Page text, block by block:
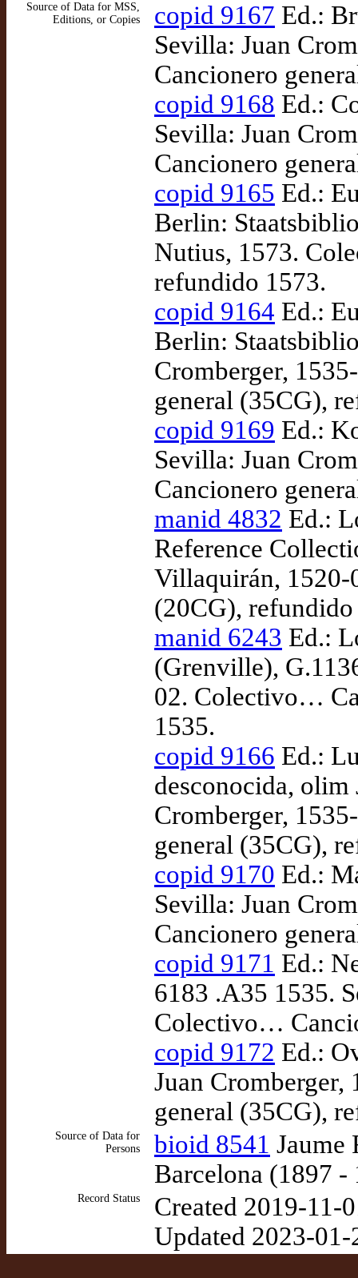
Source of Data for MSS,
Editions, or Copies
copid 9167 Ed.:
Sevilla: Juan
Cancionero
copid 9168 Ed.:
Sevilla: Juan
Cancionero
copid 9165 Ed.:
Berlin:
Nutius, 1573.
refundido 1573.
copid 9164 Ed.:
Berlin:
Cromberger,
general (35CG),
copid 9169 Ed.:
Sevilla: Juan
Cancionero
manid 4832 Ed.:
Reference
Villaquirán,
(20CG),
manid 6243 Ed.:
(Grenville),
02. Colectivo…
1535.
copid 9166 Ed.:
desconocida, olim
Cromberger,
general (35CG),
copid 9170 Ed.:
Sevilla: Juan
Cancionero
copid 9171 Ed.:
6183 .A35 1535.
Colectivo…
copid 9172 Ed.:
Juan
general (35CG),
Source of Data for
Persons
bioid 8541 Jaume
Barcelona (1897 -
Record Status
Created 2019-11-
Updated 2023-01-